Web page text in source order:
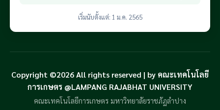
เริ่มนับตั้งแต่: 1 ม.ค. 2565
Copyright ©2026 All rights reserved | by คณะเทคโนโลยี
การเกษตร @LAMPANG RAJABHAT UNIVERSITY
คณะเทคโนโลยีการเกษตร มหาวิทยาลัยราชภัฏลำปาง